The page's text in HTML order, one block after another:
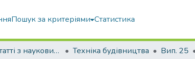
Пошук за критеріями Статистика
Вибрані статті з наукових збірників КНУБА Техніка будівництва Вип. 25